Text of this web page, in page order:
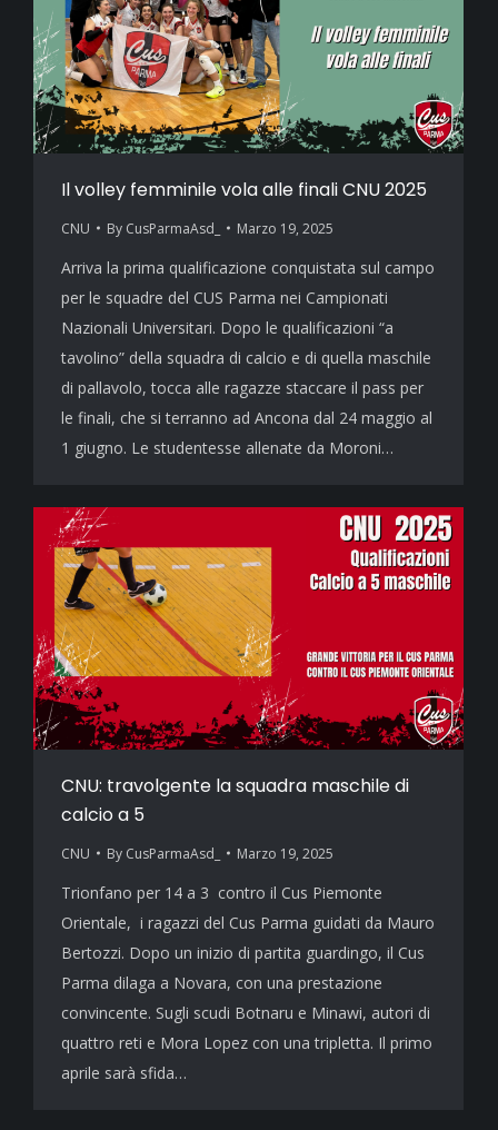
Il volley femminile vola alle finali CNU 2025
CNU By CusParmaAsd_ Marzo 19, 2025
Arriva la prima qualificazione conquistata sul campo
per le squadre del CUS Parma nei Campionati
Nazionali Universitari. Dopo le qualificazioni “a
tavolino” della squadra di calcio e di quella maschile
di pallavolo, tocca alle ragazze staccare il pass per
le finali, che si terranno ad Ancona dal 24 maggio al
1 giugno. Le studentesse allenate da Moroni…
CNU: travolgente la squadra maschile di
calcio a 5
CNU By CusParmaAsd_ Marzo 19, 2025
Trionfano per 14 a 3 contro il Cus Piemonte
Orientale, i ragazzi del Cus Parma guidati da Mauro
Bertozzi. Dopo un inizio di partita guardingo, il Cus
Parma dilaga a Novara, con una prestazione
convincente. Sugli scudi Botnaru e Minawi, autori di
quattro reti e Mora Lopez con una tripletta. Il primo
aprile sarà sfida…